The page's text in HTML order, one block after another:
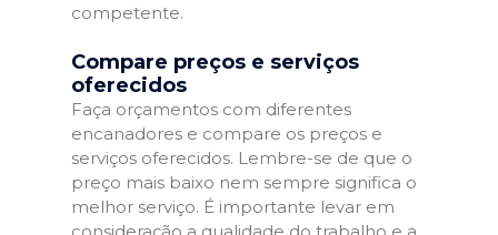
competente.
Compare preços e serviços
oferecidos
Faça orçamentos com diferentes
encanadores e compare os preços e
serviços oferecidos. Lembre-se de que o
preço mais baixo nem sempre significa o
melhor serviço. É importante levar em
consideração a qualidade do trabalho e a